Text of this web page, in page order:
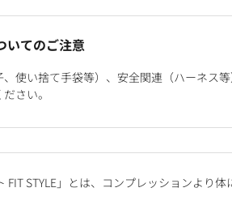
いてのご注意
使い捨て手袋等）、安全関連（ハーネス
さい。
FIT STYLE」とは、コンプレッションより